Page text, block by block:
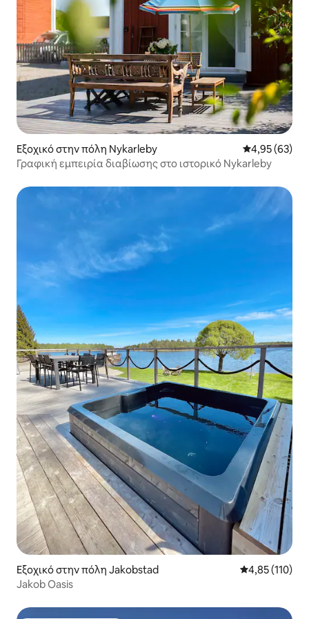
Εξοχικό στην πόλη Nykarleby Μέση
4,95 (63)
Γραφική εμπειρία διαβίωσης στο ιστορικό Nykarleby
Εξοχικό στην πόλη Jakobstad Μέση
4,85 (110)
Jakob Oasis